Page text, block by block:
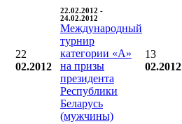
22
02.2012
22.02.2012 -
24.02.2012
Международный
турнир
категории «А»
на призы
президента
Республики
Беларусь
(мужчины)
13
02.2012